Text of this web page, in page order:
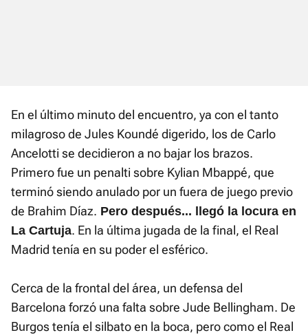
En el último minuto del encuentro, ya con el tanto
milagroso de Jules Koundé digerido, los de Carlo
Ancelotti se decidieron a no bajar los brazos.
Primero fue un penalti sobre Kylian Mbappé, que
terminó siendo anulado por un fuera de juego previo
de Brahim Díaz. Pero después... llegó la locura en
La Cartuja. En la última jugada de la final, el Real
Madrid tenía en su poder el esférico.
Cerca de la frontal del área, un defensa del
Barcelona forzó una falta sobre Jude Bellingham. De
Burgos tenía el silbato en la boca, pero como el Real